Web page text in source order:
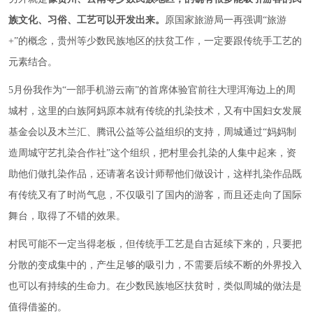
族文化、习俗、工艺可以开发出来。 原国家旅游局一再强调“旅游
+”的概念，贵州等少数民族地区的扶贫工作，一定要跟传统手工艺的
元素结合。
5月份我作为“一部手机游云南”的首席体验官前往大理洱海边上的周
城村，这里的白族阿妈原本就有传统的扎染技术，又有中国妇女发展
基金会以及木兰汇、腾讯公益等公益组织的支持，周城通过“妈妈制
造周城守艺扎染合作社”这个组织，把村里会扎染的人集中起来，资
助他们做扎染作品，还请著名设计师帮他们做设计，这样扎染作品既
有传统又有了时尚气息，不仅吸引了国内的游客，而且还走向了国际
舞台，取得了不错的效果。
村民可能不一定当得老板，但传统手工艺是自古延续下来的，只要把
分散的变成集中的，产生足够的吸引力，不需要后续不断的外界投入
也可以有持续的生命力。在少数民族地区扶贫时，类似周城的做法是
值得借鉴的。